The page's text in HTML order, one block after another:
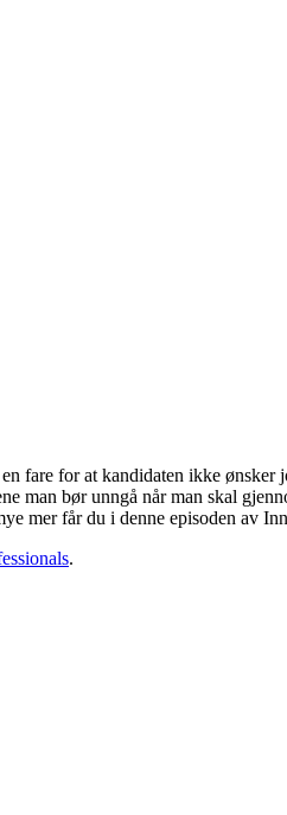
fare for at kandidaten ikke
man bør unngå når man skal
mer får du i denne episoden av
.